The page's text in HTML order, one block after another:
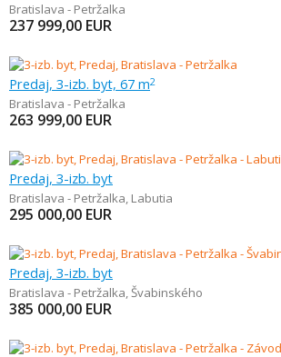
Bratislava - Petržalka
237 999,00 EUR
Predaj, 3-izb. byt, 67 m2
Bratislava - Petržalka
263 999,00 EUR
Predaj, 3-izb. byt
Bratislava - Petržalka, Labutia
295 000,00 EUR
Predaj, 3-izb. byt
Bratislava - Petržalka,Švabinského
385 000,00 EUR